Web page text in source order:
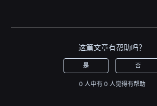
这篇文章有帮助吗？
是 否
0 人中有 0 人觉得有帮助